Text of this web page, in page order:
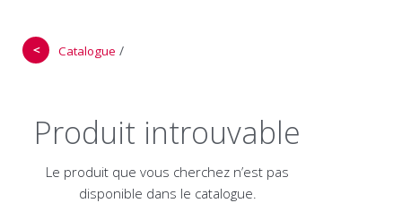
＜ Catalogue /
Produit introuvable
Le produit que vous cherchez n’est pas
disponible dans le catalogue.